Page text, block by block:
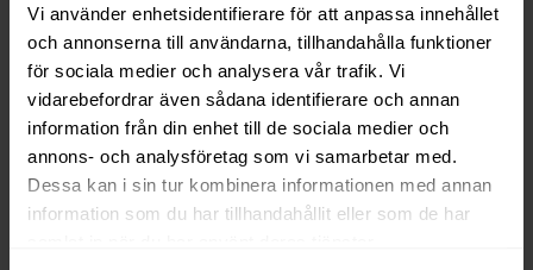
Vi använder enhetsidentifierare för att anpassa innehållet
och annonserna till användarna, tillhandahålla funktioner
för sociala medier och analysera vår trafik. Vi
vidarebefordrar även sådana identifierare och annan
information från din enhet till de sociala medier och
annons- och analysföretag som vi samarbetar med.
Dessa kan i sin tur kombinera informationen med annan
information som du har tillhandahållit eller som de har
Välkommen att boka tid för att träffa oss i vårt showroom på
Malmsjögatan i Göteborg. Här hittar du ett brett utbud av textilier,
läder och tillbehör, inklusive olivgarvat läder. Välkommen att
inspireras av våra produkter och få hjälp med att välja rätt material
till ditt projekt.
Ring oss på031-259150eller maila tillinfo@ocoscarson.com
boka tid. Observera att vi endast säljer till företag med ett
registrerat konto,ansök om konto här .